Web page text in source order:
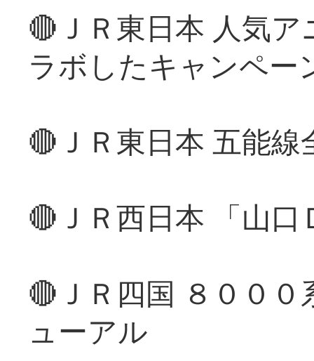
🔴ＪＲ東日本 人気
ラボしたキャンペー
🔴ＪＲ東日本 五能
🔴ＪＲ西日本 「山
🔴ＪＲ四国 ８００
ューアル